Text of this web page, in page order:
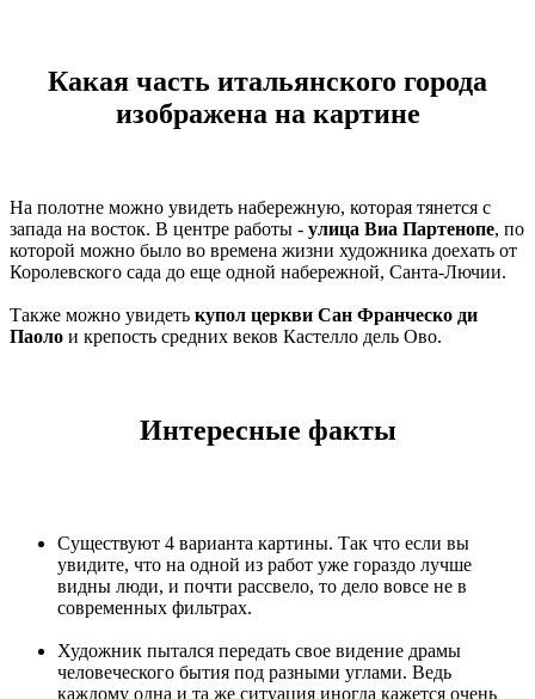
Какая часть итальянского города
изображена на картине
На полотне можно увидеть набережную, которая тянется с
запада на восток. В центре работы - улица Виа Партенопе, по
которой можно было во времена жизни художника доехать от
Королевского сада до еще одной набережной, Санта-Лючии.
Также можно увидеть купол церкви Сан Франческо ди
Паоло и крепость средних веков Кастелло дель Ово.
Интересные факты
Существуют 4 варианта картины. Так что если вы
увидите, что на одной из работ уже гораздо лучше
видны люди, и почти рассвело, то дело вовсе не в
современных фильтрах.
Художник пытался передать свое видение драмы
человеческого бытия под разными углами. Ведь
каждому одна и та же ситуация иногда кажется очень